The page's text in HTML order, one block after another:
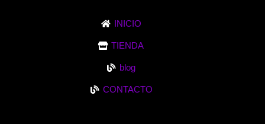
INICIO
TIENDA
blog
CONTACTO